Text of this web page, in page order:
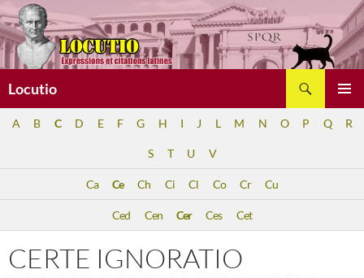
Aller
au
contenu
Locutio
A B C D E F G H I J L M N O P Q R
S T U V
Ca Ce Ch Ci Cl Co Cr Cu
Ced Cen Cer Ces Cet
CERTE IGNORATIO